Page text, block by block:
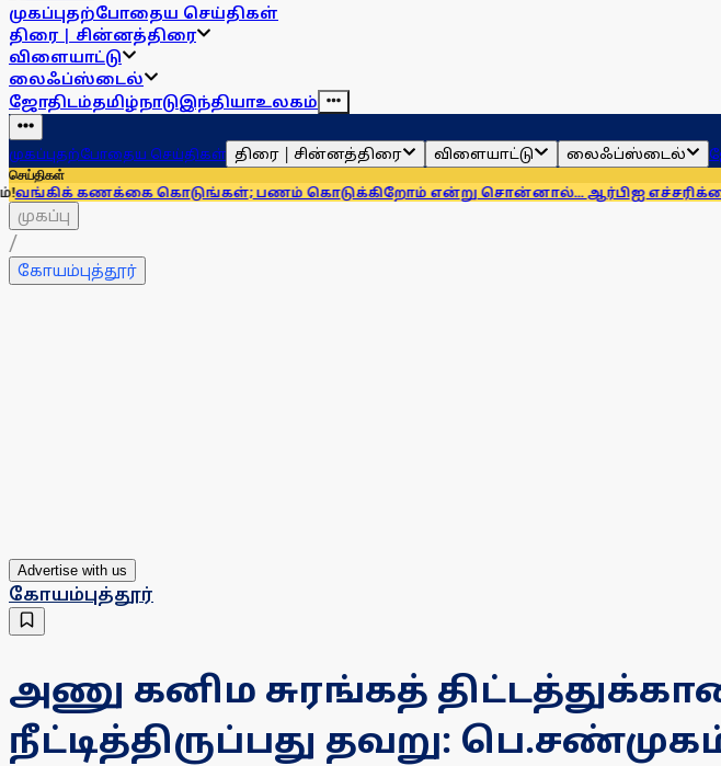
முகப்புதற்போதைய செய்திகள்
திரை | சின்னத்திரை
விளையாட்டு
லைஃப்ஸ்டைல்
ஜோதிடம்தமிழ்நாடுஇந்தியாஉலகம்
முகப்புதற்போதைய செய்திகள் திரை | சின்னத்திரை விளையாட்டு லைஃப்ஸ்டைல்
செய்திகள்
கொடுங்கள்; பணம் கொடுக்கிறோம் என்று சொன்னால்... ஆர்பிஐ எச்சரிக்கைஹிமாசலில்
முகப்பு
/
கோயம்புத்தூர்
Advertise with us
கோயம்புத்தூர்
அணு கனிம சுரங்கத்
நீட்டித்திருப்பது தவறு: